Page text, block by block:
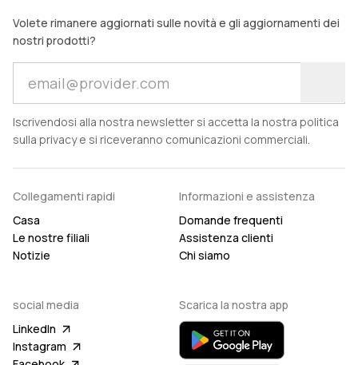
Volete rimanere aggiornati sulle novità e gli aggiornamenti dei
nostri prodotti?
Iscrivendosi alla nostra newsletter si accetta la nostra politica
sulla privacy e si riceveranno comunicazioni commerciali.
Collegamenti rapidi
Casa
Le nostre filiali
Notizie
Informazioni e assistenza
Domande frequenti
Assistenza clienti
Chi siamo
social media
LinkedIn
Instagram
Scarica la nostra app